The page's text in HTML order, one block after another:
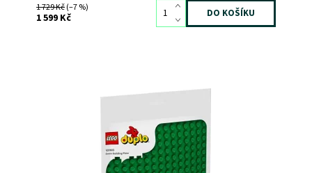
1 729 Kč(–7 %)
1 599 Kč
děti mohou vystavovat své kreativní výtvory.
Skladem>3
12285
LEGO